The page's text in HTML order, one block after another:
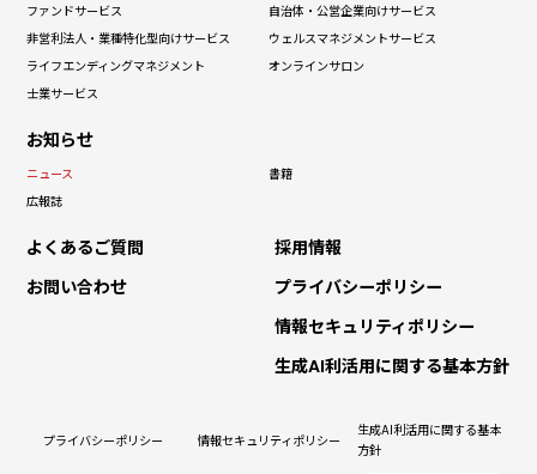
ファンドサービス
自治体・ 公営企業向けサービス
非営利法人・ 業種特化型向けサービス ウェルスマネジメントサービス
ライフエンディングマネジメント
オンラインサロン
士業サービス
お知らせ
ニュース
書籍
広報誌
よくあるご質問
お問い合わせ
採用情報
プライバシーポリシー
情報セキュリティポリシー
生成AI利活用に関する基本方針
プライバシーポリシー 情報セキュリティポリシー
生成AI利活用に関する基本
方針